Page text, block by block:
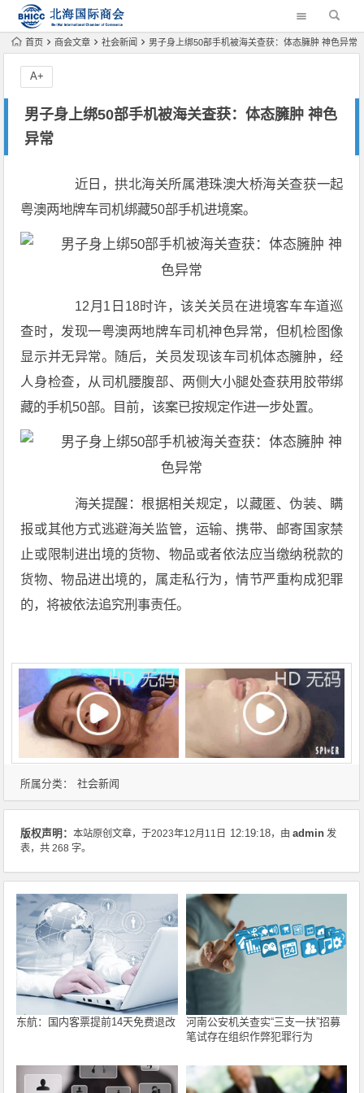
首页 商会文章 社会新闻 男子身上绑50部手机被海关查获：体态臃肿 神色异常
男子身上绑50部手机被海关查获：体态臃肿 神色
异常
A+
所属分类： 社会新闻
近日，拱北海关所属港珠澳大桥海关查获一起
粤澳两地牌车司机绑藏50部手机进境案。
12月1日18时许，该关关员在进境客车车道巡
查时，发现一粤澳两地牌车司机神色异常，但机检图像
显示并无异常。随后，关员发现该车司机体态臃肿，经
人身检查，从司机腰腹部、两侧大小腿处查获用胶带绑
藏的手机50部。目前，该案已按规定作进一步处置。
海关提醒：根据相关规定，以藏匿、伪装、瞒
报或其他方式逃避海关监管，运输、携带、邮寄国家禁
止或限制进出境的货物、物品或者依法应当缴纳税款的
货物、物品进出境的，属走私行为，情节严重构成犯罪
的，将被依法追究刑事责任。
版权声明：本站原创文章，于2023年12月11日 12:19:18，由admin 发
表，共 268 字。
东航：国内客票提前14天免费退改
河南公安机关查实“三支一扶”招募
笔试存在组织作弊犯罪行为